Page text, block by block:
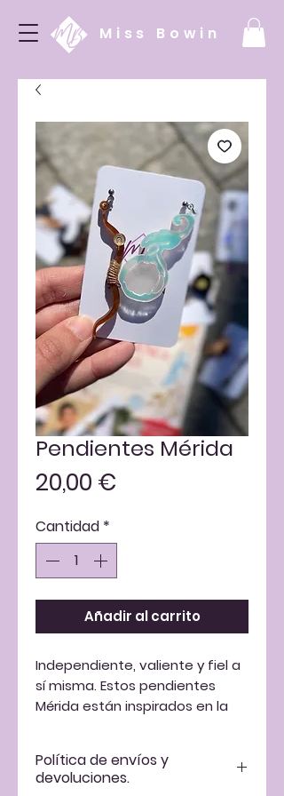
Miss Bowin
Pendientes Mérida
20,00 €
Cantidad *
Añadir al carrito
Independiente, valiente y fiel a
sí misma. Estos pendientes
Mérida están inspirados en la
El arco, con la empuñadura de
cuerda trenzada a mano,
Política de envíos y
devoluciones.